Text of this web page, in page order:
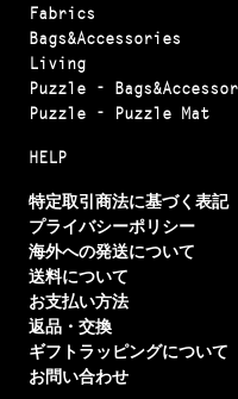
Fabrics
Bags&Accessories
Living
Puzzle -
Puzzle - Puzzle Mat
HELP
特定取引商法に基づく表記
プライバシーポリシー
海外への発送について
送料について
お支払い方法
返品・交換
ギフトラッピングについて
お問い合わせ